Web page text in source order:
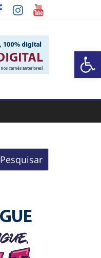
Barra de Ferramentas Aberta
Pesquisar